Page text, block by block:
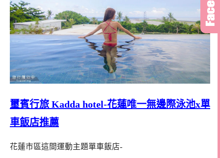
璽賓行旅 Kadda hotel-花蓮唯一無邊際泳池x單
車飯店推薦
花蓮市區這間運動主題單車飯店-